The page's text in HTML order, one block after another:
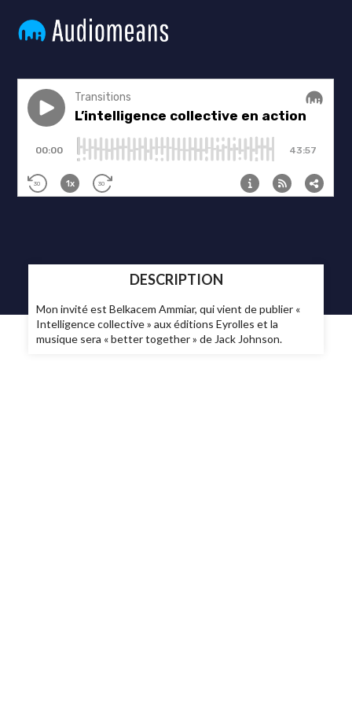
DESCRIPTION
Mon invité est Belkacem Ammiar, qui vient de publier «
Intelligence collective » aux éditions Eyrolles et la
musique sera « better together » de Jack Johnson.